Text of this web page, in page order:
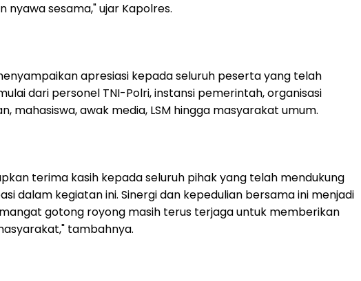
nyawa sesama," ujar Kapolres.
apresiasi kepada seluruh peserta yang telah
dari personel TNI-Polri, instansi pemerintah, organisasi
mahasiswa, awak media, LSM hingga masyarakat umum.
terima kasih kepada seluruh pihak yang telah mendukung
dalam kegiatan ini. Sinergi dan kepedulian bersama ini menjadi
gotong royong masih terus terjaga untuk memberikan
tambahnya.